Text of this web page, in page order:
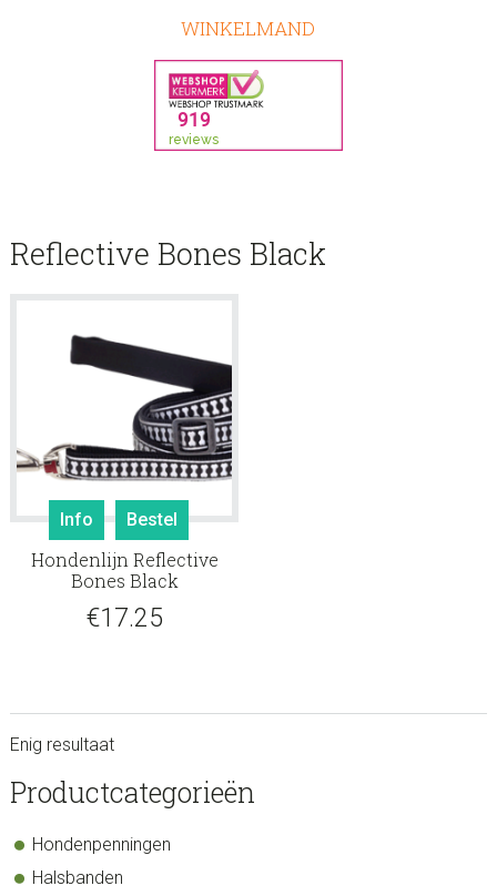
WINKELMAND
Reflective Bones Black
Info Bestel
Hondenlijn Reflective
Bones Black
€17.25
Enig resultaat
sidebar
Store
Productcategorieën
Hondenpenningen
Halsbanden